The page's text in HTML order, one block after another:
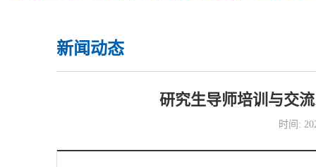
新闻动态
研究生导师培训与交
时间: